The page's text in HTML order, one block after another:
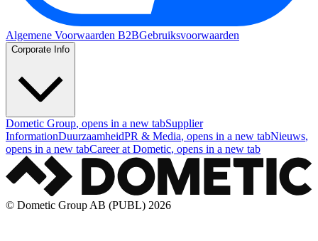
Algemene Voorwaarden B2BGebruiksvoorwaarden
Corporate Info
Dometic Group, opens in a new tabSupplier
InformationDuurzaamheidPR & Media, opens in a new tabNieuws,
opens in a new tabCareer at Dometic, opens in a new tab
© Dometic Group AB (PUBL) 2026